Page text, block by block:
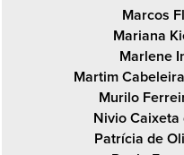
Marcos
Mariana
Marlene
Martim
Murilo
Nivio
Patrícia de